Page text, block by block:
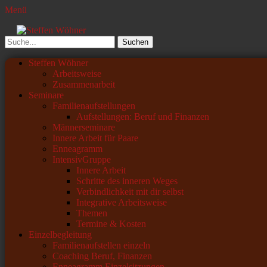
Menü
Steffen Wöhner
Lehrer und Seminarleiter
Suchen
nach:
Primäres
Zum
Steffen Wöhner
Arbeitsweise
Zusammenarbeit
Seminare
Familienaufstellungen
Aufstellungen: Beruf und Finanzen
Männerseminare
Innere Arbeit für Paare
Enneagramm
IntensivGruppe
Innere Arbeit
Schritte des inneren Weges
Verbindlichkeit mit dir selbst
Integrative Arbeitsweise
Themen
Termine & Kosten
Einzelbegleitung
Familienaufstellen einzeln
Coaching Beruf, Finanzen